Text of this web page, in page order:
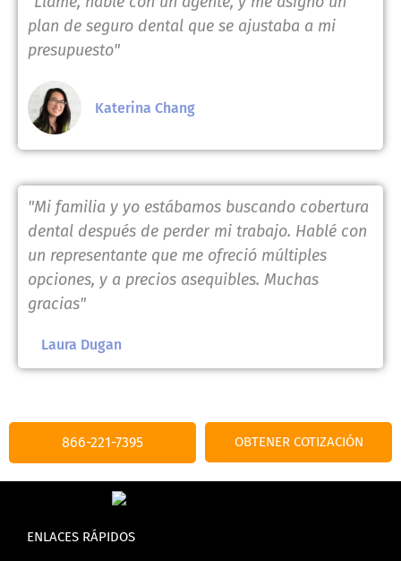
plan de seguro dental que se ajustaba a mi
presupuesto"
Katerina Chang
"Mi familia y yo estábamos buscando cobertura
dental después de perder mi trabajo. Hablé con
un representante que me ofreció múltiples
opciones, y a precios asequibles. Muchas
gracias"
Laura Dugan
866-221-7395 OBTENER COTIZACIÓN
ENLACES RÁPIDOS